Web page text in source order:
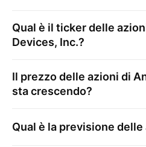
Qual è il ticker delle
Devices, Inc.?
Il prezzo delle azioni di
sta crescendo?
Qual è la previsione delle